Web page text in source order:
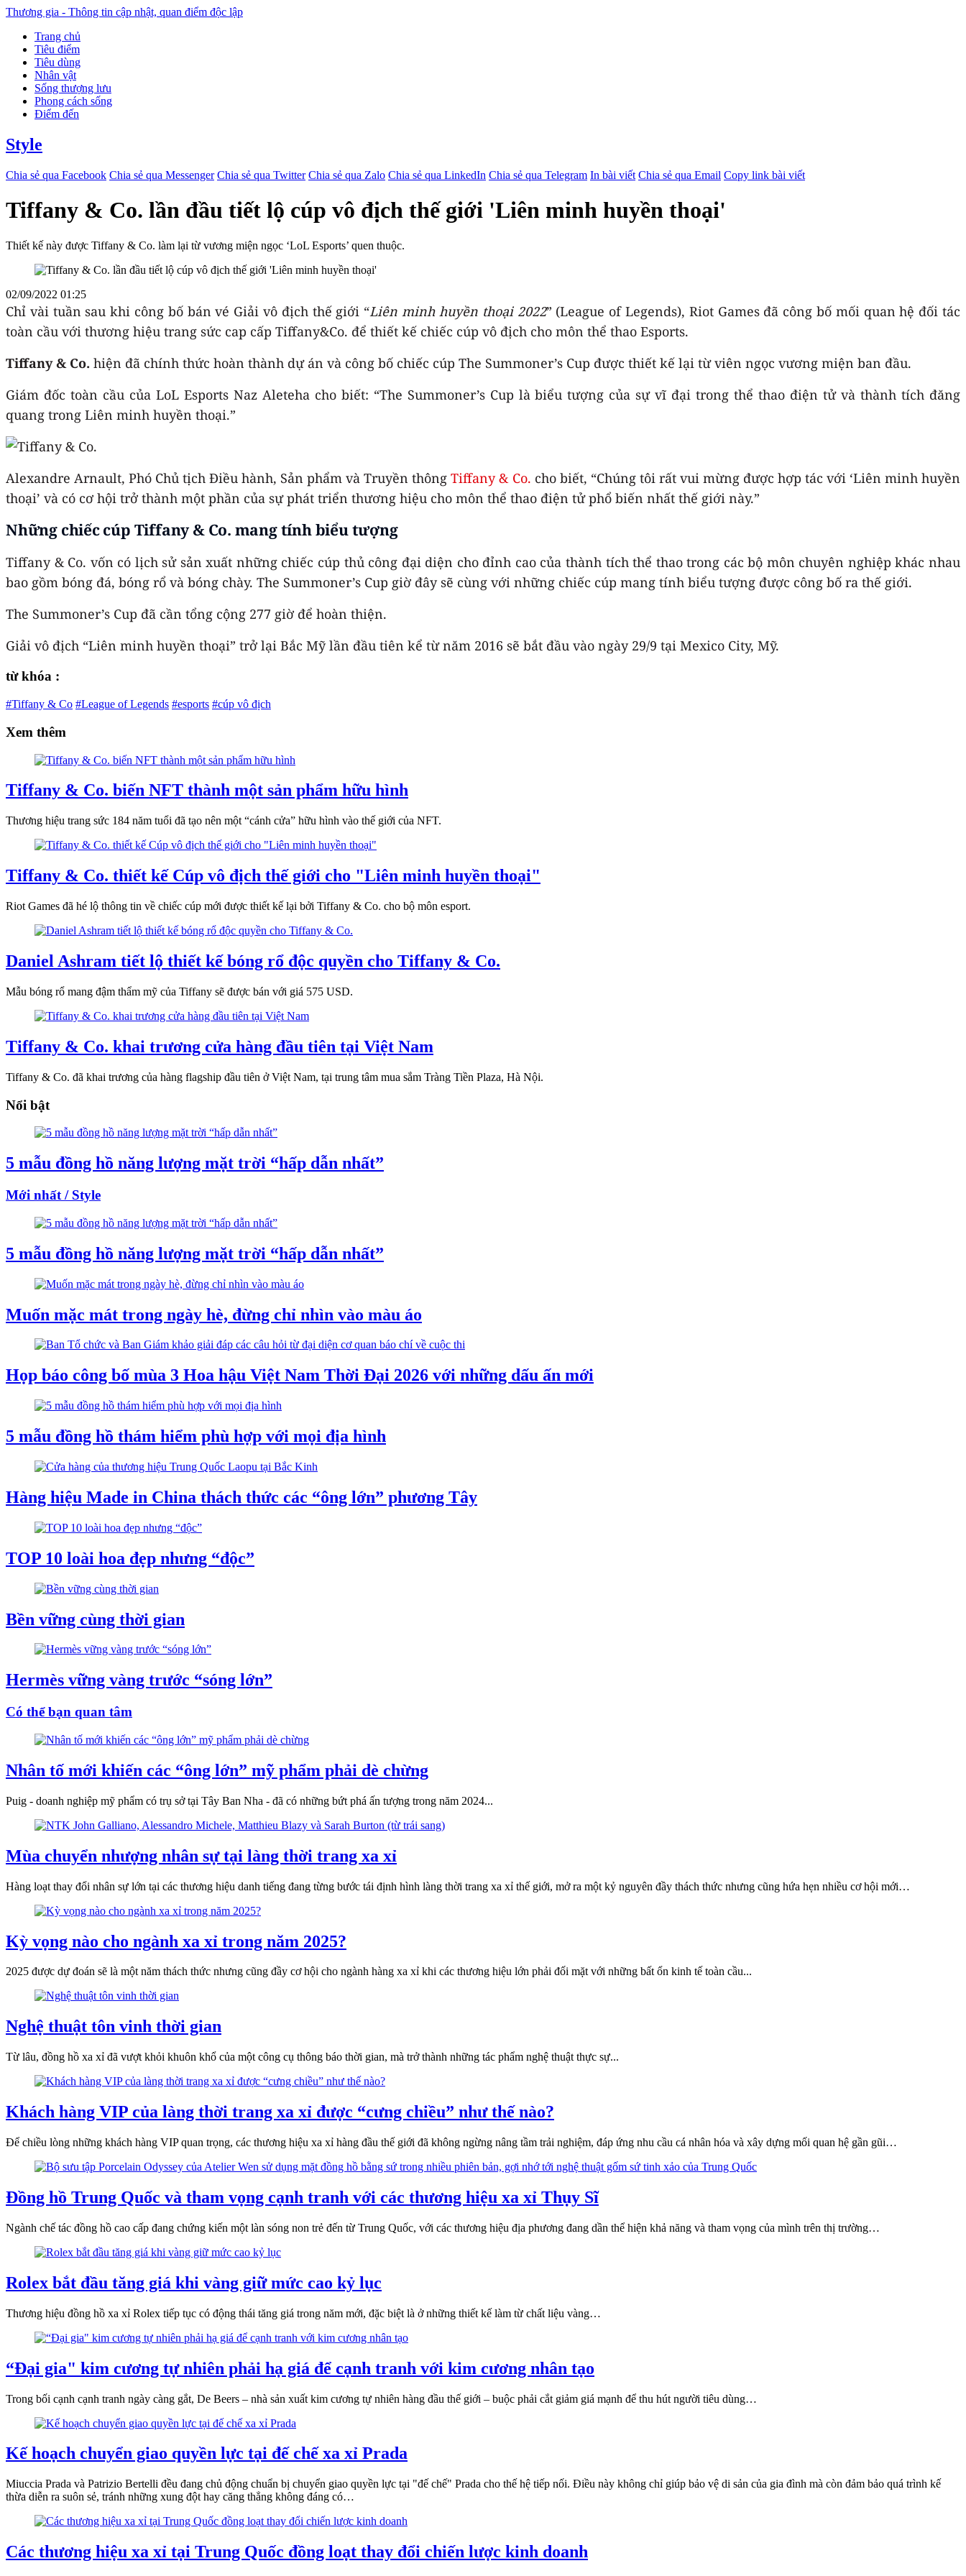
Thương gia - Thông tin cập nhật, quan điểm độc lập
Trang chủ
Tiêu điểm
Tiêu dùng
Nhân vật
Sống thượng lưu
Phong cách sống
Điểm đến
Style
Chia sẻ qua Facebook Chia sẻ qua Messenger Chia sẻ qua Twitter Chia sẻ qua Zalo Chia sẻ qua LinkedIn Chia sẻ qua Telegram In bài viết Chia sẻ qua Email Copy link bài viết
Tiffany & Co. lần đầu tiết lộ cúp vô địch thế giới 'Liên minh huyền thoại'
Thiết kế này được Tiffany & Co. làm lại từ vương miện ngọc ‘LoL Esports’ quen thuộc.
02/09/2022 01:25
Chỉ vài tuần sau khi công bố bán vé Giải vô địch thế giới “Liên minh huyền thoại 2022” (League of Legends), Riot Games đã công bố mối quan hệ đối tác
toàn cầu với thương hiệu trang sức cap cấp Tiffany&Co. để thiết kế chiếc cúp vô địch cho môn thể thao Esports.
Tiffany & Co. hiện đã chính thức hoàn thành dự án và công bố chiếc cúp The Summoner’s Cup được thiết kế lại từ viên ngọc vương miện ban đầu.
Giám đốc toàn cầu của LoL Esports Naz Aleteha cho biết: “The Summoner’s Cup là biểu tượng của sự vĩ đại trong thể thao điện tử và thành tích đăng
quang trong Liên minh huyền thoại.”
Alexandre Arnault, Phó Chủ tịch Điều hành, Sản phẩm và Truyền thôngTiffany & Co. cho biết, “Chúng tôi rất vui mừng được hợp tác với ‘Liên minh huyền
thoại’ và có cơ hội trở thành một phần của sự phát triển thương hiệu cho môn thể thao điện tử phổ biến nhất thế giới này.”
Những chiếc cúp Tiffany & Co. mang tính biểu tượng
Tiffany & Co. vốn có lịch sử sản xuất những chiếc cúp thủ công đại diện cho đỉnh cao của thành tích thể thao trong các bộ môn chuyên nghiệp khác nhau
bao gồm bóng đá, bóng rổ và bóng chày. The Summoner’s Cup giờ đây sẽ cùng với những chiếc cúp mang tính biểu tượng được công bố ra thế giới.
The Summoner’s Cup đã cần tổng cộng 277 giờ để hoàn thiện.
Giải vô địch “Liên minh huyền thoại” trở lại Bắc Mỹ lần đầu tiên kể từ năm 2016 sẽ bắt đầu vào ngày 29/9 tại Mexico City, Mỹ.
từ khóa :
#Tiffany & Co #League of Legends #esports #cúp vô địch
Xem thêm
Tiffany & Co. biến NFT thành một sản phẩm hữu hình
Thương hiệu trang sức 184 năm tuổi đã tạo nên một “cánh cửa” hữu hình vào thế giới của NFT.
Tiffany & Co. thiết kế Cúp vô địch thế giới cho "Liên minh huyền thoại"
Riot Games đã hé lộ thông tin về chiếc cúp mới được thiết kế lại bởi Tiffany & Co. cho bộ môn esport.
Daniel Ashram tiết lộ thiết kế bóng rổ độc quyền cho Tiffany & Co.
Mẫu bóng rổ mang đậm thẩm mỹ của Tiffany sẽ được bán với giá 575 USD.
Tiffany & Co. khai trương cửa hàng đầu tiên tại Việt Nam
Tiffany & Co. đã khai trương của hàng flagship đầu tiên ở Việt Nam, tại trung tâm mua sắm Tràng Tiền Plaza, Hà Nội.
Nổi bật
5 mẫu đồng hồ năng lượng mặt trời “hấp dẫn nhất”
Mới nhất / Style
5 mẫu đồng hồ năng lượng mặt trời “hấp dẫn nhất”
Muốn mặc mát trong ngày hè, đừng chỉ nhìn vào màu áo
Họp báo công bố mùa 3 Hoa hậu Việt Nam Thời Đại 2026 với những dấu ấn mới
5 mẫu đồng hồ thám hiểm phù hợp với mọi địa hình
Hàng hiệu Made in China thách thức các “ông lớn” phương Tây
TOP 10 loài hoa đẹp nhưng “độc”
Bền vững cùng thời gian
Hermès vững vàng trước “sóng lớn”
Có thể bạn quan tâm
Nhân tố mới khiến các “ông lớn” mỹ phẩm phải dè chừng
Puig - doanh nghiệp mỹ phẩm có trụ sở tại Tây Ban Nha - đã có những bứt phá ấn tượng trong năm 2024...
Mùa chuyển nhượng nhân sự tại làng thời trang xa xỉ
Hàng loạt thay đổi nhân sự lớn tại các thương hiệu danh tiếng đang từng bước tái định hình làng thời trang xa xỉ thế giới, mở ra một kỷ nguyên đầy thách thức nhưng cũng hứa hẹn nhiều cơ hội mới…
Kỳ vọng nào cho ngành xa xỉ trong năm 2025?
2025 được dự đoán sẽ là một năm thách thức nhưng cũng đầy cơ hội cho ngành hàng xa xỉ khi các thương hiệu lớn phải đối mặt với những bất ổn kinh tế toàn cầu...
Nghệ thuật tôn vinh thời gian
Từ lâu, đồng hồ xa xỉ đã vượt khỏi khuôn khổ của một công cụ thông báo thời gian, mà trở thành những tác phẩm nghệ thuật thực sự...
Khách hàng VIP của làng thời trang xa xỉ được “cưng chiều” như thế nào?
Để chiều lòng những khách hàng VIP quan trọng, các thương hiệu xa xỉ hàng đầu thế giới đã không ngừng nâng tầm trải nghiệm, đáp ứng nhu cầu cá nhân hóa và xây dựng mối quan hệ gần gũi…
Đồng hồ Trung Quốc và tham vọng cạnh tranh với các thương hiệu xa xỉ Thụy Sĩ
Ngành chế tác đồng hồ cao cấp đang chứng kiến một làn sóng non trẻ đến từ Trung Quốc, với các thương hiệu địa phương đang dần thể hiện khả năng và tham vọng của mình trên thị trường…
Rolex bắt đầu tăng giá khi vàng giữ mức cao kỷ lục
Thương hiệu đồng hồ xa xỉ Rolex tiếp tục có động thái tăng giá trong năm mới, đặc biệt là ở những thiết kế làm từ chất liệu vàng…
“Đại gia" kim cương tự nhiên phải hạ giá để cạnh tranh với kim cương nhân tạo
Trong bối cạnh cạnh tranh ngày càng gắt, De Beers – nhà sản xuất kim cương tự nhiên hàng đầu thế giới – buộc phải cắt giảm giá mạnh để thu hút người tiêu dùng…
Kế hoạch chuyển giao quyền lực tại đế chế xa xỉ Prada
Miuccia Prada và Patrizio Bertelli đều đang chủ động chuẩn bị chuyển giao quyền lực tại "đế chế" Prada cho thế hệ tiếp nối. Điều này không chỉ giúp bảo vệ di sản của gia đình mà còn đảm bảo quá trình kế
thừa diễn ra suôn sẻ, tránh những xung đột hay căng thẳng không đáng có…
Các thương hiệu xa xỉ tại Trung Quốc đồng loạt thay đổi chiến lược kinh doanh